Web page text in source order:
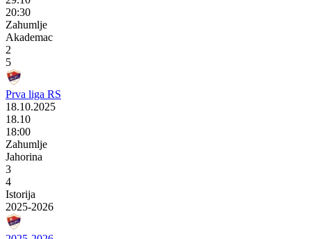
20:30
Zahumlje
Akademac
2
5
Prva liga RS
18.10.2025
18.10
18:00
Zahumlje
Jahorina
3
4
Istorija
2025-2026